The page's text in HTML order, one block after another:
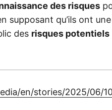
des risques
supposant qu’ils ont
des risques potentiels
en/stories/2025/06/